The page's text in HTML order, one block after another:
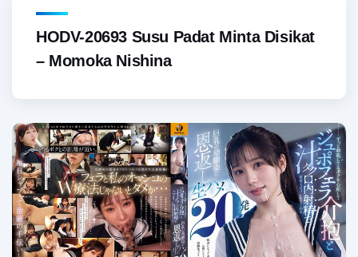
HODV-20693 Susu Padat Minta Disikat
– Momoka Nishina